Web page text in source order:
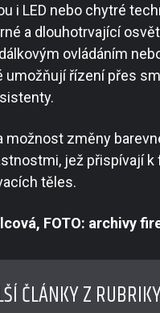
i LED nebo chytré
a dlouhotrvající
ovládáním
umožňují řízení přes
možnost změny
jež přispívají k
těles.
FOTO: archivy
ČLÁNKY Z